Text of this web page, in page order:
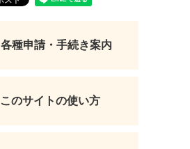
各種申請・手続き案内
このサイトの使い方